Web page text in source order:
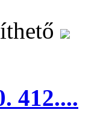
412....